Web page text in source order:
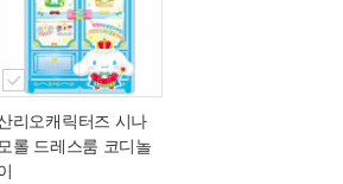
리오캐릭터즈 시나
모롤 드레스룸 코디놀